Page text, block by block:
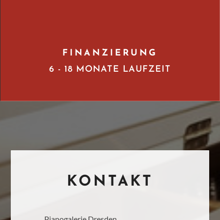
FINANZIERUNG
6 - 18 MONATE LAUFZEIT
KONTAKT